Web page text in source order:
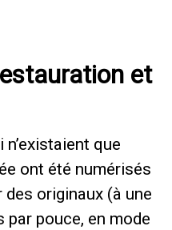
et
que
ont été numérisés
originaux (à une
pouce, en mode